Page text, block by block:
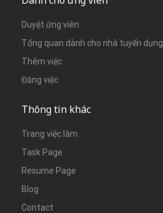
Duyệt ứng viên
Tổng quan dành cho nhà tuyển dụng
Thêm việc
Đăng việc
Thông tin khác
Trang việc làm
Task Page
Resume Page
Blog
Contact